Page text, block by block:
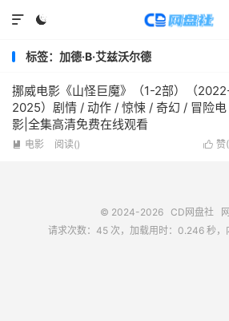


标签：加德·B·艾兹沃尔德
挪威电影《山怪巨魔》（1-2部）（
2025）剧情 / 动作 / 惊悚 / 奇幻 / 冒险电
影|全集高清免费在线观看
 赞(
 电影 阅读()
© 2024-2026 CD网盘社
请求次数：45 次，加载用时：0.246 秒，